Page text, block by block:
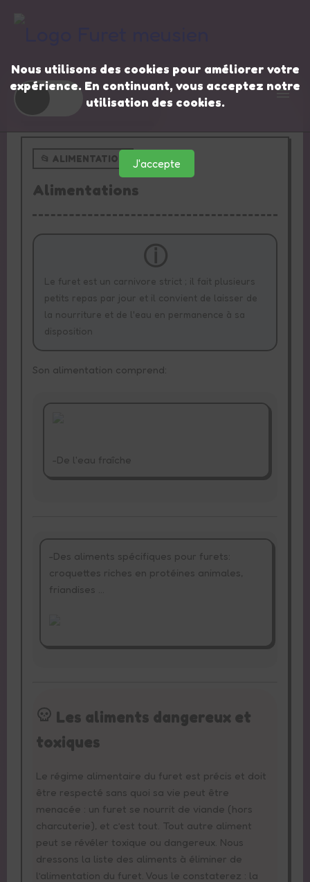
☀️
Accueil furets
Guides
Furets
Informations
⬅️ Retour à la liste
📂 ALIMENTATION
Alimentations
Le furet est un carnivore strict ; il fait plusieurs
petits repas par jour et il convient de laisser de
la nourriture et de l'eau en permanence à sa
disposition
Son alimentation comprend:
-De l'eau fraîche
-Des aliments spécifiques pour furets:
croquettes riches en protéines animales,
friandises ...
Les aliments dangereux et
toxiques
Le régime alimentaire du furet est précis et doit
être respecté sans quoi sa vie peut être
menacée : un furet se nourrit de viande (hors
charcuterie), et c’est tout. Tout autre aliment
peut se révéler toxique ou dangereux. Nous
dressons la liste des aliments à éliminer de
l’alimentation du furet. Vous le constaterez : la
Nous utilisons des cookies pour améliorer votre
expérience. En continuant, vous acceptez notre
utilisation des cookies.
J'accepte